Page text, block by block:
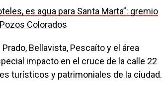
es agua para Santa Marta”: gremio
Colorados
Bellavista, Pescaíto y el área
impacto en el cruce de la calle 22
turísticos y patrimoniales de la ciudad.